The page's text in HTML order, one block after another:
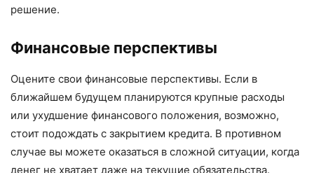
решение.
Финансовые перспективы
Оцените свои финансовые перспективы. Если в
ближайшем будущем планируются крупные расходы
или ухудшение финансового положения, возможно,
стоит подождать с закрытием кредита. В противном
случае вы можете оказаться в сложной ситуации, когда
денег не хватает даже на текущие обязательства.